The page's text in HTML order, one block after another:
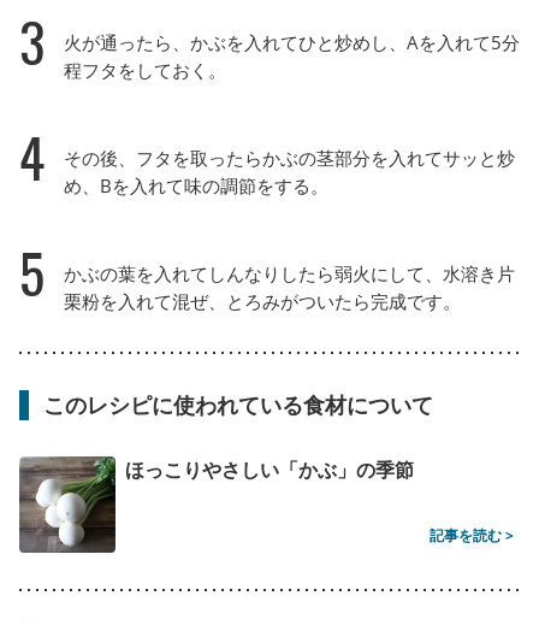
3
火が通ったら、かぶを入れてひと炒めし、Aを入れて5分
程フタをしておく。
4
その後、フタを取ったらかぶの茎部分を入れてサッと炒
め、Bを入れて味の調節をする。
5
かぶの葉を入れてしんなりしたら弱火にして、水溶き片
栗粉を入れて混ぜ、とろみがついたら完成です。
このレシピに使われている食材について
ほっこりやさしい「かぶ」の季節
記事を読む >